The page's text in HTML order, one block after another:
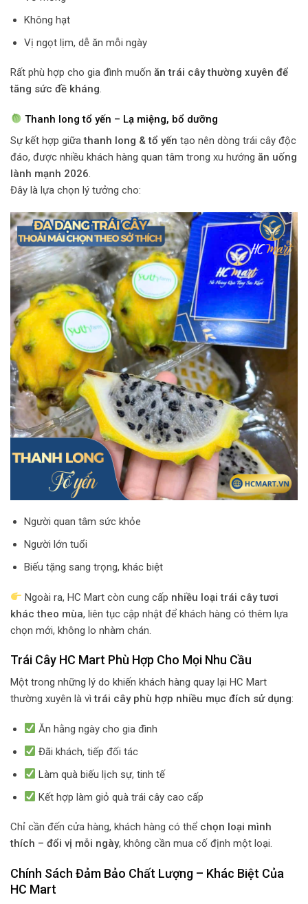
Không hạt
Vị ngọt lịm, dễ ăn mỗi ngày
Rất phù hợp cho gia đình muốn ăn trái cây thường xuyên để
tăng sức đề kháng.
Thanh long tổ yến – Lạ miệng, bổ dưỡng
Sự kết hợp giữathanh long & tổ yến tạo nên dòng trái cây độc
đáo, được nhiều khách hàng quan tâm trong xu hướng ăn uống
lành mạnh 2026.
Đây là lựa chọn lý tưởng cho:
Người quan tâm sức khỏe
Người lớn tuổi
Biếu tặng sang trọng, khác biệt
Ngoài ra, HC Mart còn cung cấp nhiều loại trái cây tươi
khác theo mùa, liên tục cập nhật để khách hàng có thêm lựa
chọn mới, không lo nhàm chán.
Trái Cây HC Mart Phù Hợp Cho Mọi Nhu Cầu
Một trong những lý do khiến khách hàng quay lại HC Mart
thường xuyên là vìtrái cây phù hợp nhiều mục đích sử dụng:
Ăn hằng ngày cho gia đình
Đãi khách, tiếp đối tác
Làm quà biếu lịch sự, tinh tế
Kết hợp làm giỏ quà trái cây cao cấp
Chỉ cần đến cửa hàng, khách hàng có thể chọn loại mình
thích – đổi vị mỗi ngày, không cần mua cố định một loại.
Chính Sách Đảm Bảo Chất Lượng – Khác Biệt Của
HC Mart